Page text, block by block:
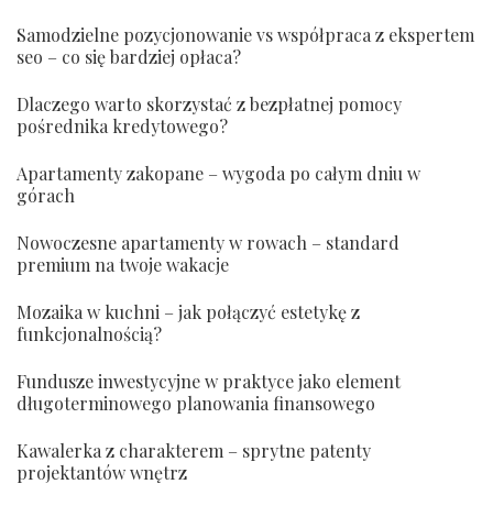
Samodzielne pozycjonowanie vs współpraca z ekspertem
seo – co się bardziej opłaca?
Dlaczego warto skorzystać z bezpłatnej pomocy
pośrednika kredytowego?
Apartamenty zakopane – wygoda po całym dniu w
górach
Nowoczesne apartamenty w rowach – standard
premium na twoje wakacje
Mozaika w kuchni – jak połączyć estetykę z
funkcjonalnością?
Fundusze inwestycyjne w praktyce jako element
długoterminowego planowania finansowego
Kawalerka z charakterem – sprytne patenty
projektantów wnętrz